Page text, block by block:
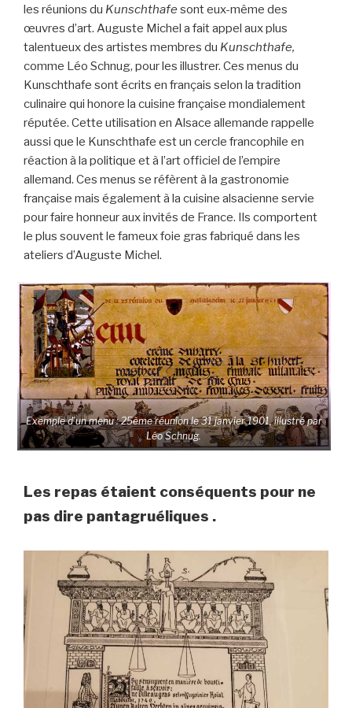
les réunions du Kunschthafe sont eux-même des
œuvres d’art. Auguste Michel a fait appel aux plus
talentueux des artistes membres du Kunschthafe,
comme Léo Schnug, pour les illustrer. Ces menus du
Kunschthafe sont écrits en français selon la tradition
culinaire qui honore la cuisine française mondialement
réputée. Cette utilisation en Alsace allemande rappelle
aussi que le Kunschthafe est un cercle francophile en
réaction à la politique et à l’art officiel de l’empire
allemand. Ces menus se réfèrent à la gastronomie
française mais également à la cuisine alsacienne servie
pour faire honneur aux invités de France. Ils comportent
le plus souvent le fameux foie gras fabriqué dans les
ateliers d’Auguste Michel.
Exemple d’un menu : 25ème réunion le 31 janvier 1901, illustré par
Léo Schnug.
Les repas étaient conséquents pour ne
pas dire pantagruéliques .